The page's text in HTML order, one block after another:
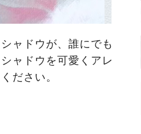
ャドウが、誰にでも
ャドウを可愛くアレ
ださい。